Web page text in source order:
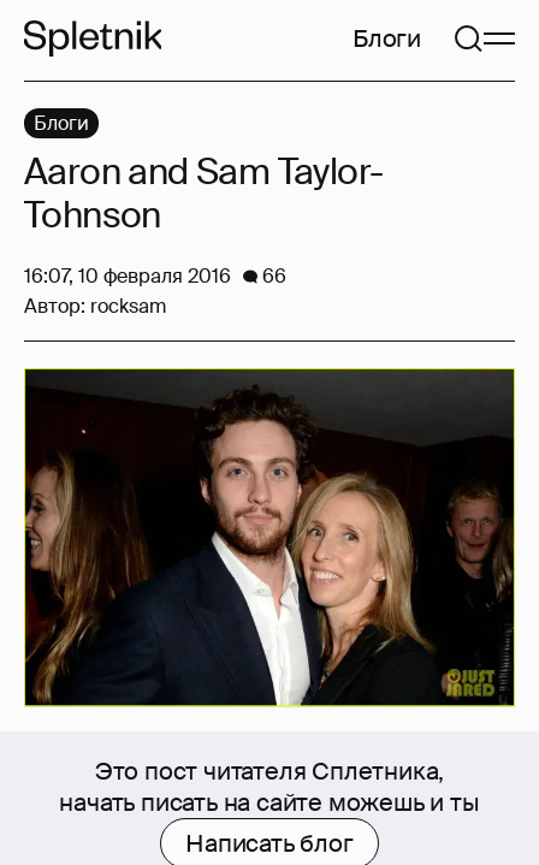
Блоги
Это пост читателя Сплетника,
начать писать на сайте можешь и ты
Написать блог
Блоги
Aaron and Sam Taylor-
Tohnson
16:07, 10 февраля 2016
66
Автор: rocksam